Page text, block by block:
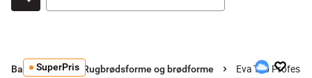
Bageforme Rugbrødsforme og brødforme Eva Trio
SuperPris